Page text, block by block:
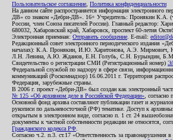
Пользовательское соглашение Политика конфиденциальности
На данном сайте распространяется информация электронного
ДВ» со знаком «Дебри-ДВ». 16+ Учредитель: Пронякин К.А.
России, член Союза писателей России). Главный редактор:
680032, Хабаровский край, Хабаровск, проспект 60-летия
Электронная приемная: Отправить сообщение . E-mail:
Редакционный совет электронного периодического издания
началах): К.А. Пронякин, И.Ю. Харитонова, А.Э.
Л.Н. Левина, А.Ю. Жданов, Е.Н. Голубь, С.Н. Бурындин,
Свидетельство о регистрации СМИ (Регистрационный номер)
Федеральной службой по надзору в сфере связи,
коммуникаций (Роскомнадзор) 16.06.2011 г. Территория
Федерация, зарубежные страны.
В 2006 г. проект «Дебри-ДВ» был создан как электронный
№ 125 «Об архивном деле в Российской Федерации» ,
Основной фонд архива составляют публикации газет и
рукописи по дальневосточной (РФ) тематике. Доступ к
открытым в электронном виде, согласно п. 1 ст. 24
документы к частной собственности редакции не относятся,
Гражданского кодекса РФ
Согласно ч.2. п.3. ст.17 «Ответственность за правонарушения в